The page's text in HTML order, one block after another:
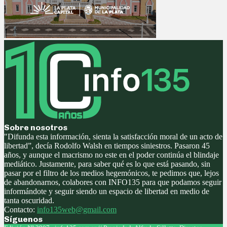
Sobre nosotros
"Difunda esta información, sienta la satisfacción moral de un acto de
libertad”, decía Rodolfo Walsh en tiempos siniestros. Pasaron 45
años, y aunque el macrismo no este en el poder continúa el blindaje
mediático. Justamente, para saber qué es lo que está pasando, sin
pasar por el filtro de los medios hegemónicos, te pedimos que, lejos
de abandonarnos, colabores con INFO135 para que podamos seguir
informándote y seguir siendo un espacio de libertad en medio de
tanta oscuridad.
Contacto: info135web@gmail.com
Síguenos